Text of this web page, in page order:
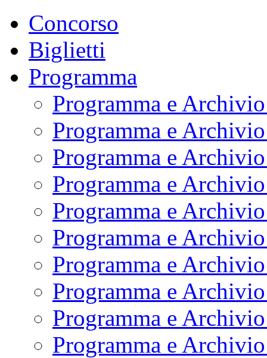
Concorso
Biglietti
Programma
Programma e
Programma e
Programma e
Programma e
Programma e
Programma e
Programma e
Programma e
Programma e
Programma e